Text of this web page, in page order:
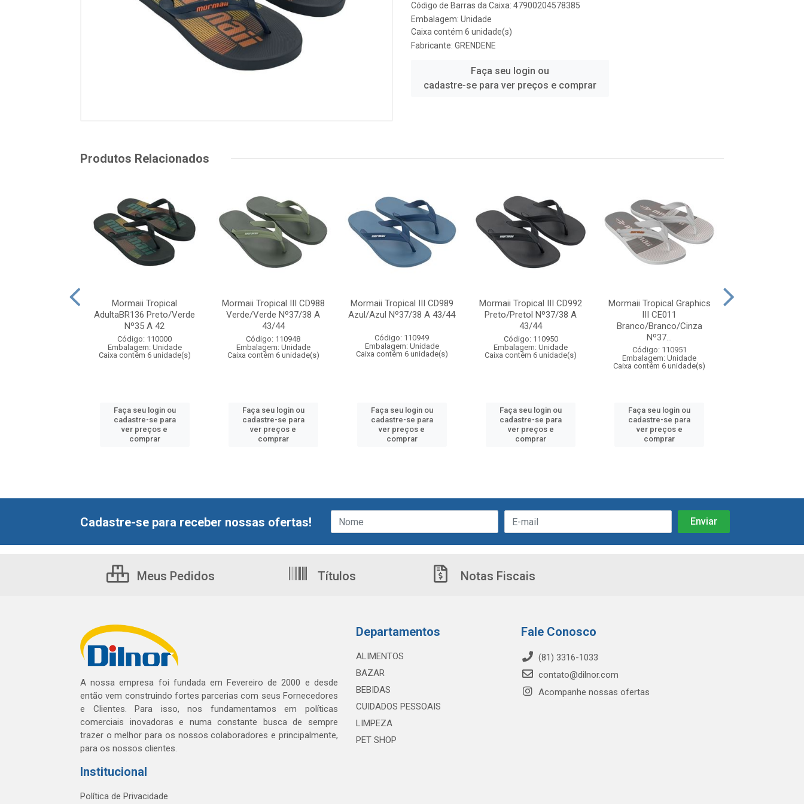
Código de Barras da Caixa: 47900204578385
Embalagem: Unidade
Caixa contém 6 unidade(s)
Fabricante: GRENDENE
Faça seu login ou
cadastre-se para ver preços e comprar
Produtos Relacionados
Mormaii Tropical
AdultaBR136 Preto/Verde
Nº35 A 42
Código: 110000
Embalagem: Unidade
Caixa contém 6 unidade(s)
Faça seu login ou
cadastre-se para
ver preços e
comprar
Mormaii Tropical III CD988
Verde/Verde Nº37/38 A
43/44
Código: 110948
Embalagem: Unidade
Caixa contém 6 unidade(s)
Faça seu login ou
cadastre-se para
ver preços e
comprar
Mormaii Tropical III CD989
Azul/Azul Nº37/38 A 43/44
Código: 110949
Embalagem: Unidade
Caixa contém 6 unidade(s)
Faça seu login ou
cadastre-se para
ver preços e
comprar
Mormaii Tropical III CD992
Preto/Pretol Nº37/38 A
43/44
Código: 110950
Embalagem: Unidade
Caixa contém 6 unidade(s)
Faça seu login ou
cadastre-se para
ver preços e
comprar
Mormaii Tropical Graphics
III CE011
Branco/Branco/Cinza
Nº37...
Código: 110951
Embalagem: Unidade
Caixa contém 6 unidade(s)
Faça seu login ou
cadastre-se para
ver preços e
comprar
Cadastre-se para receber nossas ofertas!
Meus Pedidos Títulos Notas Fiscais
A nossa empresa foi fundada em Fevereiro de 2000 e desde
então vem construindo fortes parcerias com seus Fornecedores
e Clientes. Para isso, nos fundamentamos em políticas
comerciais inovadoras e numa constante busca de sempre
trazer o melhor para os nossos colaboradores e principalmente,
para os nossos clientes.
Institucional
Política de Privacidade
Departamentos
ALIMENTOS
BAZAR
BEBIDAS
CUIDADOS PESSOAIS
LIMPEZA
PET SHOP
Fale Conosco
(81) 3316-1033
contato@dilnor.com
Acompanhe nossas ofertas